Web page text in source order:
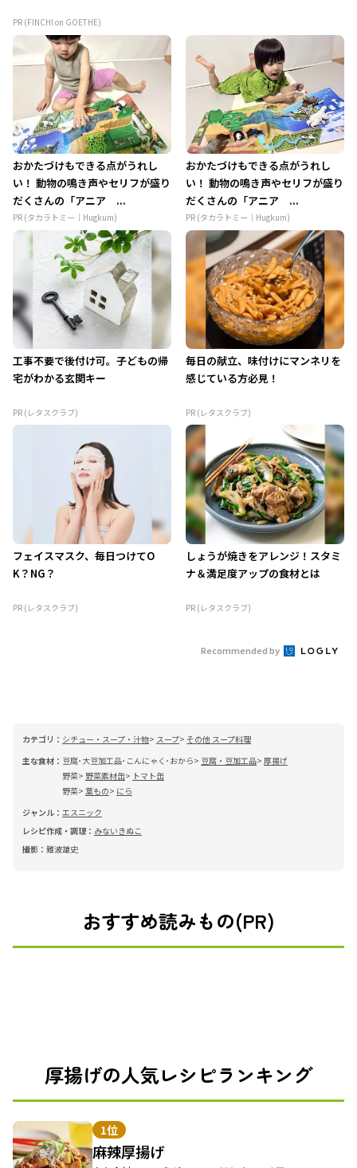
PR (FINCHI on GOETHE)
おかたづけもできる点がうれし
い！ 動物の鳴き声やセリフが盛り
だくさんの「アニア ...
PR (タカラトミー｜Hugkum)
おかたづけもできる点がうれし
い！ 動物の鳴き声やセリフが盛り
だくさんの「アニア ...
PR (タカラトミー｜Hugkum)
工事不要で後付け可。子どもの帰
宅がわかる玄関キー
PR (レタスクラブ)
毎日の献立、味付けにマンネリを
感じている方必見！
PR (レタスクラブ)
フェイスマスク、毎日つけてO
K？NG？
PR (レタスクラブ)
しょうが焼きをアレンジ！スタミ
ナ＆満足度アップの食材とは
PR (レタスクラブ)
Recommended by
カテゴリ： シチュー・スープ・汁物 スープ その他 スープ料理
主な食材： 豆腐･大豆加工品･こんにゃく･おから 豆腐・豆加工品 厚揚げ
野菜
野菜素材缶
トマト缶
野菜 葉もの
にら
ジャンル： エスニック
レシピ作成・調理： みないきぬこ
撮影： 難波雄史
おすすめ読みもの(PR)
厚揚げの人気レシピランキング
1位
麻辣厚揚げ